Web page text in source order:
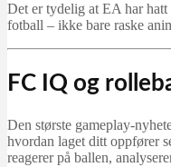
Det er tydelig at EA har
fotball – ikke bare raske
FC IQ og
Den største gameplay-
hvordan laget ditt oppfører
reagerer på ballen,